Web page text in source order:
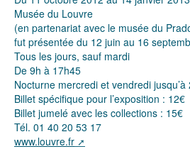
Musée du Louvre
(en partenariat avec le musée du
fut présentée du 12 juin au 16
Tous les jours, sauf mardi
De 9h à 17h45
Nocturne mercredi et vendredi jusqu’à
Billet spécifique pour l’exposition : 12€
Billet jumelé avec les collections : 15€
Tél. 01 40 20 53 17
www.louvre.fr